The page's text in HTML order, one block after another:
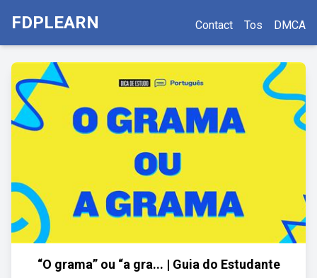
FDPLEARN Contact Tos DMCA
“O grama” ou “a gra... | Guia do Estudante